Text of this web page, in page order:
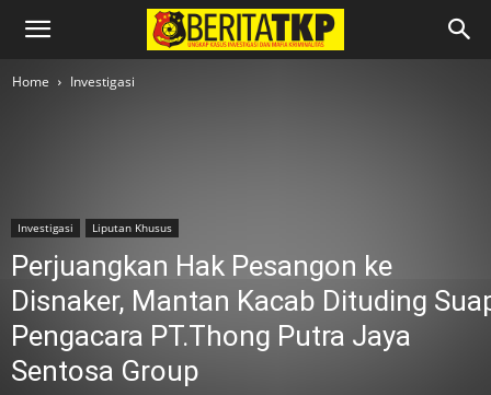
Home Investigasi
Investigasi Liputan Khusus
Perjuangkan Hak Pesangon ke
Disnaker, Mantan Kacab Dituding
Pengacara PT.Thong Putra Jaya
Sentosa Group